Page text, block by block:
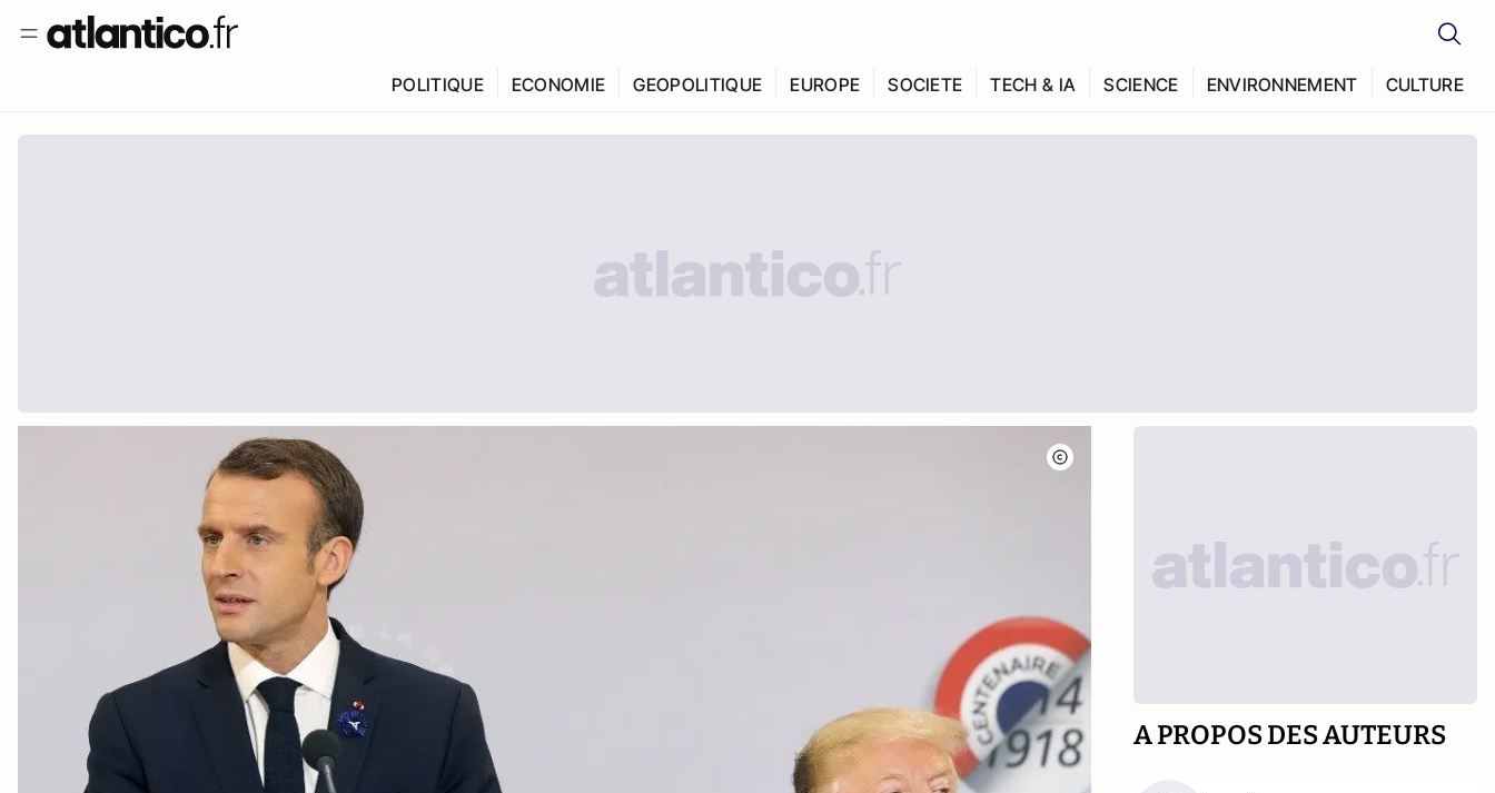
POLITIQUE ECONOMIE GEOPOLITIQUE EUROPE SOCIETE TECH & IA SCIENCE ENVIRONNEMENT CULTURE
A PROPOS DES AUTEURS